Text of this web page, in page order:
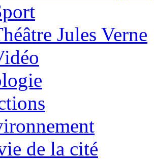
Jules Verne
de la cité